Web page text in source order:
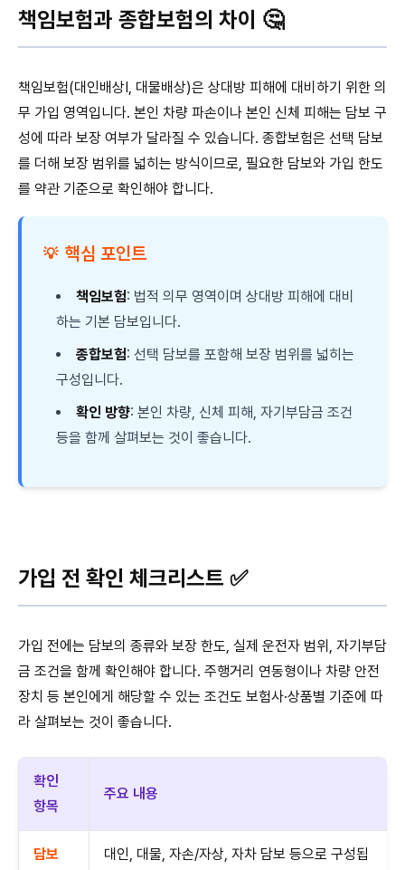
책임보험과 종합보험의 차이 🤔
책임보험(대인배상Ⅰ, 대물배상)은 상대방 피해에 대비하기 위한 의
무 가입 영역입니다. 본인 차량 파손이나 본인 신체 피해는 담보 구
성에 따라 보장 여부가 달라질 수 있습니다. 종합보험은 선택 담보
를 더해 보장 범위를 넓히는 방식이므로, 필요한 담보와 가입 한도
를 약관 기준으로 확인해야 합니다.
💡 핵심 포인트
책임보험: 법적 의무 영역이며 상대방 피해에 대비
하는 기본 담보입니다.
종합보험: 선택 담보를 포함해 보장 범위를 넓히는
구성입니다.
확인 방향: 본인 차량, 신체 피해, 자기부담금 조건
등을 함께 살펴보는 것이 좋습니다.
가입 전 확인 체크리스트 ✅
가입 전에는 담보의 종류와 보장 한도, 실제 운전자 범위, 자기부담
금 조건을 함께 확인해야 합니다. 주행거리 연동형이나 차량 안전
장치 등 본인에게 해당할 수 있는 조건도 보험사·상품별 기준에 따
라 살펴보는 것이 좋습니다.
확인
항목
주요 내용
담보
대인, 대물, 자손/자상, 자차 담보 등으로 구성됩